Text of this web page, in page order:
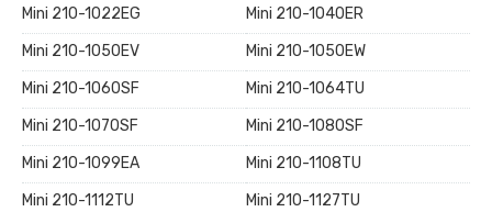
Mini 210-1022EG
Mini 210-1040ER
Mini 210-1050EV
Mini 210-1050EW
Mini 210-1060SF
Mini 210-1064TU
Mini 210-1070SF
Mini 210-1080SF
Mini 210-1099EA
Mini 210-1108TU
Mini 210-1112TU
Mini 210-1127TU